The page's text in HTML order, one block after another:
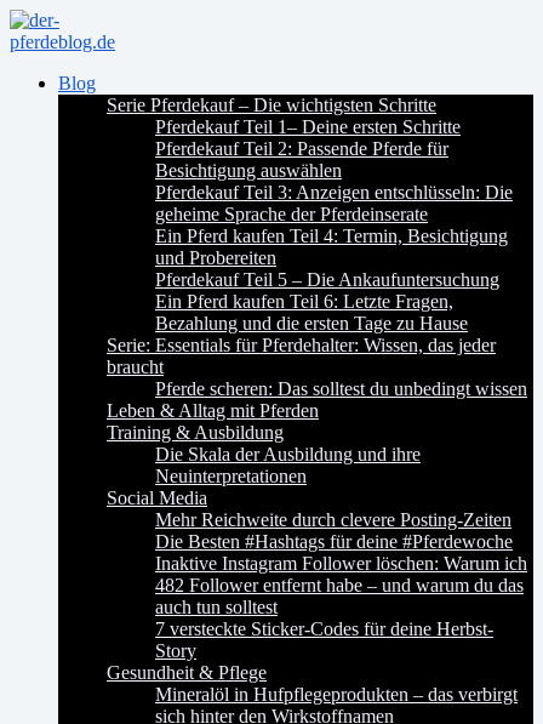
Blog
Serie Pferdekauf – Die wichtigsten Schritte
Pferdekauf Teil 1– Deine ersten Schritte
Pferdekauf Teil 2: Passende Pferde für
Besichtigung auswählen
Pferdekauf Teil 3: Anzeigen entschlüsseln: Die
geheime Sprache der Pferdeinserate
Ein Pferd kaufen Teil 4: Termin, Besichtigung
und Probereiten
Pferdekauf Teil 5 – Die Ankaufuntersuchung
Ein Pferd kaufen Teil 6: Letzte Fragen,
Bezahlung und die ersten Tage zu Hause
Serie: Essentials für Pferdehalter: Wissen, das jeder
braucht
Pferde scheren: Das solltest du unbedingt wissen
Leben & Alltag mit Pferden
Training & Ausbildung
Die Skala der Ausbildung und ihre
Neuinterpretationen
Social Media
Mehr Reichweite durch clevere Posting-Zeiten
Die Besten #Hashtags für deine #Pferdewoche
Inaktive Instagram Follower löschen: Warum ich
482 Follower entfernt habe – und warum du das
auch tun solltest
7 versteckte Sticker-Codes für deine Herbst-
Story
Gesundheit & Pflege
Mineralöl in Hufpflegeprodukten – das verbirgt
sich hinter den Wirkstoffnamen